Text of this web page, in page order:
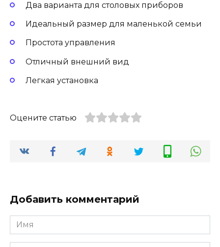
Два варианта для столовых приборов
Идеальный размер для маленькой семьи
Простота управления
Отличный внешний вид
Легкая установка
Оцените статью
Добавить комментарий
Имя